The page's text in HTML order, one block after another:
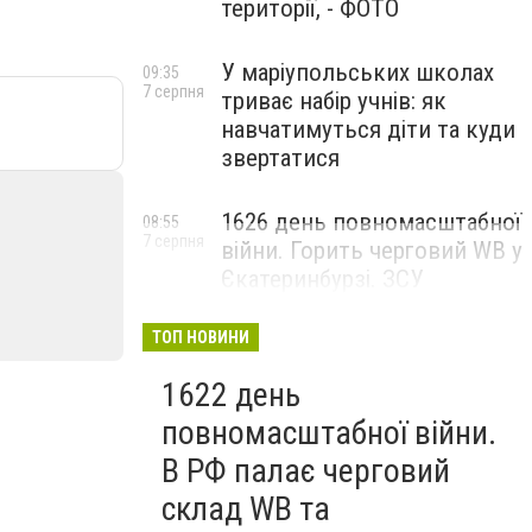
території, - ФОТО
У маріупольських школах
триває набір учнів: як
навчатимуться діти та куди
звертатися
09:35
7 серпня
1626 день повномасштабної
війни. Горить черговий WB у
Єкатеринбурзі. ЗСУ
Маріуполі
08:55
7 серпня
ТОП НОВИНИ
1622 день
повномасштабної війни.
В РФ палає черговий
склад WB та